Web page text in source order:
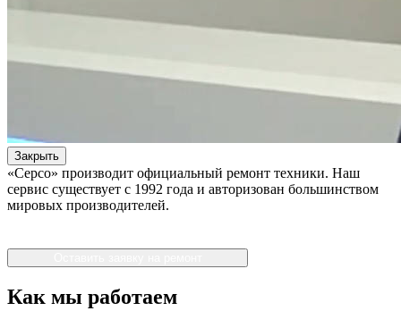
Закрыть
«Серсо» производит официальный ремонт техники. Наш
сервис существует с 1992 года и авторизован большинством
мировых производителей.
Как мы работаем